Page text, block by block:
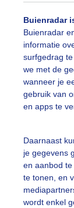
Buienradar
Buienradar
informatie
surfgedrag
we met de
wanneer je
gebruik van
en apps te
Daarnaast
je gegevens
en aanbod
te tonen, en
wordt enkel
Jos Hebben
slideshow